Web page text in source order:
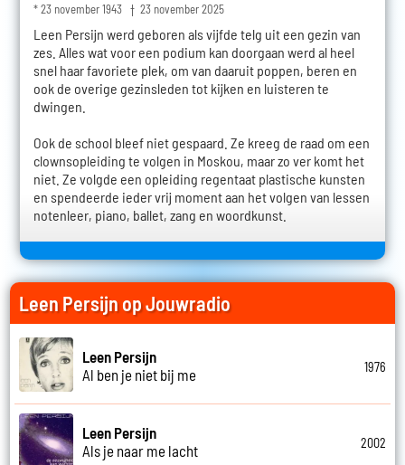
* 23 november 1943 † 23 november 2025
Leen Persijn werd geboren als vijfde telg uit een gezin van
zes. Alles wat voor een podium kan doorgaan werd al heel
snel haar favoriete plek, om van daaruit poppen, beren en
ook de overige gezinsleden tot kijken en luisteren te
dwingen.
Ook de school bleef niet gespaard. Ze kreeg de raad om een
clownsopleiding te volgen in Moskou, maar zo ver komt het
niet. Ze volgde een opleiding regentaat plastische kunsten
en spendeerde ieder vrij moment aan het volgen van lessen
notenleer, piano, ballet, zang en woordkunst.
Leen Persijn op Jouwradio
Leen Persijn
Al ben je niet bij me
1976
Leen Persijn
Als je naar me lacht
2002